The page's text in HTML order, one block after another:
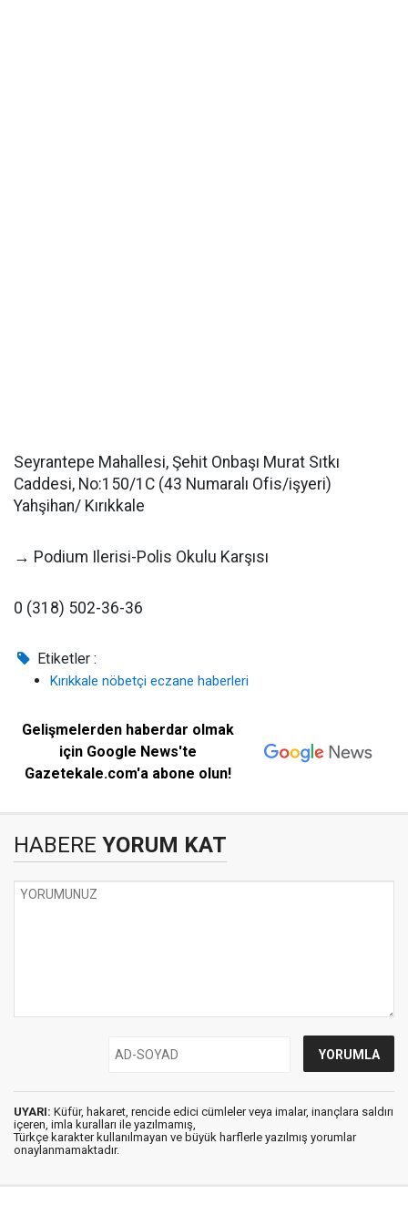
Seyrantepe Mahallesi, Şehit Onbaşı Murat Sıtkı
Caddesi, No:150/1C (43 Numaralı Ofis/işyeri)
Yahşihan/ Kırıkkale
→ Podium Ilerisi-Polis Okulu Karşısı
0 (318) 502-36-36
Etiketler :
Kırıkkale nöbetçi eczane haberleri
Gelişmelerden haberdar olmak
için Google News'te
Gazetekale.com'a abone olun!
HABERE YORUM KAT
UYARI: Küfür, hakaret, rencide edici cümleler veya imalar, inançlara saldırı
içeren, imla kuralları ile yazılmamış,
Türkçe karakter kullanılmayan ve büyük harflerle yazılmış yorumlar
onaylanmamaktadır.